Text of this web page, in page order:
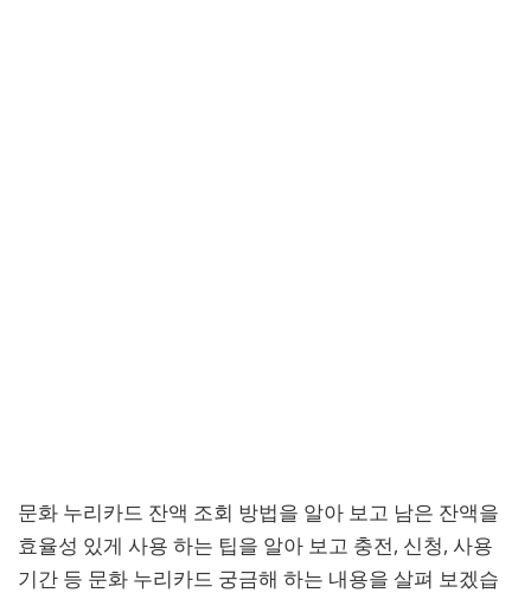
문화 누리카드 잔액 조회 방법을 알아 보고 남은 잔액을
효율성 있게 사용 하는 팁을 알아 보고 충전, 신청, 사용
기간 등 문화 누리카드 궁금해 하는 내용을 살펴 보겠습